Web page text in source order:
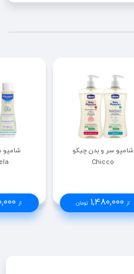
شامپو سر و بدن چیکو
Chicco
از 1,480,000 تومان
شامپو
از